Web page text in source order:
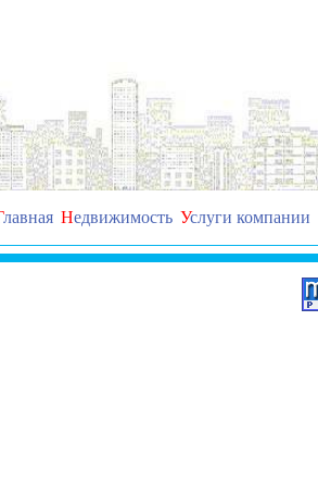
лавная Недвижимость Услуги компании